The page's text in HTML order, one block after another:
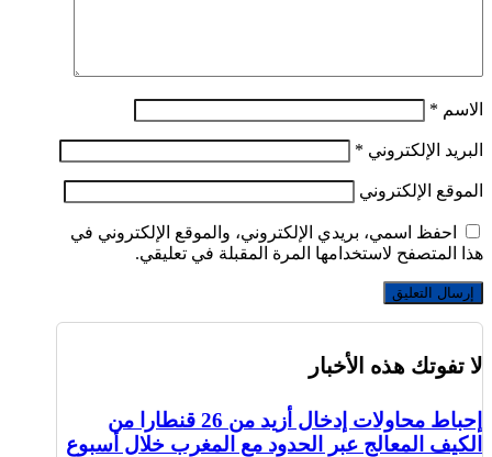
الاسم *
البريد الإلكتروني *
الموقع الإلكتروني
احفظ اسمي، بريدي الإلكتروني، والموقع الإلكتروني في
هذا المتصفح لاستخدامها المرة المقبلة في تعليقي.
لا تفوتك هذه الأخبار
إحباط محاولات إدخال أزيد من 26 قنطارا من
الكيف المعالج عبر الحدود مع المغرب خلال أسبوع